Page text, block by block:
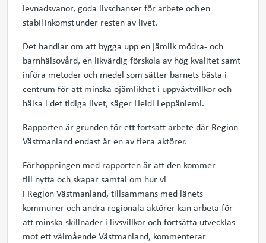
levnadsvanor, goda livschanser för arbete och en
stabil inkomst under resten av livet.
Det handlar om att bygga upp en jämlik mödra- och
barnhälsovård, en likvärdig förskola av hög kvalitet samt
införa metoder och medel som sätter barnets bästa i
centrum för att minska ojämlikhet i uppväxtvillkor och
hälsa i det tidiga livet, säger Heidi Leppäniemi.
Rapporten är grunden för ett fortsatt arbete där Region
Västmanland endast är en av flera aktörer.
Förhoppningen med rapporten är att den kommer
till nytta och skapar samtal om hur vi
i Region Västmanland, tillsammans med länets
kommuner och andra regionala aktörer kan arbeta för
att minska skillnader i livsvillkor och fortsätta utvecklas
mot ett välmående Västmanland, kommenterar